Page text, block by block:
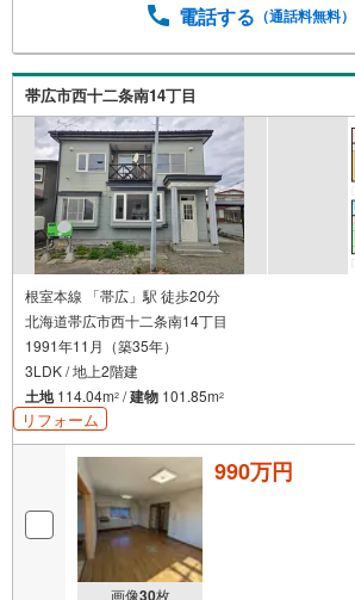
電話する （通話料無料）
帯広市西十二条南14丁目
根室本線 「帯広」駅 徒歩20分
北海道帯広市西十二条南14丁目
1991年11月（築35年）
3LDK / 地上2階建
土地114.04m2 /建物 101.85m2
リフォーム
画像30枚
990万円